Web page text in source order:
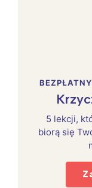
5 lekcji,
biorą się